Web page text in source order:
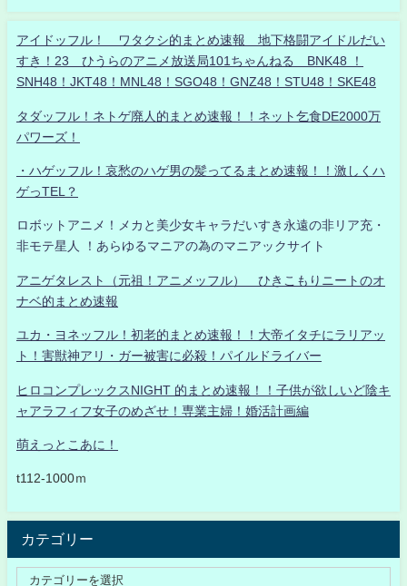
アイドッフル！ ワタクシ的まとめ速報 地下格闘アイドルだい
すき！23 ひうらのアニメ放送局101ちゃんねる BNK48 ！
SNH48！JKT48！MNL48！SGO48！GNZ48！STU48！SKE48
タダッフル！ネトゲ廃人的まとめ速報！！ネット乞食DE2000万
パワーズ！
・ハゲッフル！哀愁のハゲ男の髪ってるまとめ速報！！激しくハ
ゲっTEL？
ロボットアニメ！メカと美少女キャラだいすき永遠の非リア充・
非モテ星人 ！あらゆるマニアの為のマニアックサイト
アニゲタレスト（元祖！アニメッフル） ひきこもりニートのオ
ナベ的まとめ速報
ユカ・ヨネッフル！初老的まとめ速報！！大帝イタチにラリアッ
ト！害獣神アリ・ガー被害に必殺！パイルドライバー
ヒロコンプレックスNIGHT 的まとめ速報！！子供が欲しいど陰キ
ャアラフィフ女子のめざせ！専業主婦！婚活計画編
萌えっとこあに！
t112-1000ｍ
カテゴリー